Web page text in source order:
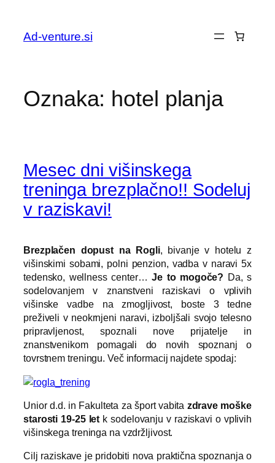
vsebino
Ad-venture.si
Oznaka: hotel planja
Mesec dni višinskega
treninga brezplačno!! Sodeluj
v raziskavi!
Brezplačen dopust na Rogli, bivanje v hotelu z
višinskimi sobami, polni penzion, vadba v naravi 5x
tedensko, wellness center…Je to mogoče? Da, s
sodelovanjem v znanstveni raziskavi o vplivih
višinske vadbe na zmogljivost, boste 3 tedne
preživeli v neokrnjeni naravi, izboljšali svojo telesno
pripravljenost, spoznali nove prijatelje in
znanstvenikom pomagali do novih spoznanj o
tovrstnem treningu. Več informacij najdete spodaj:
Unior d.d. in Fakulteta za šport vabita zdrave moške
starosti 19-25 let k sodelovanju v raziskavi o vplivih
višinskega treninga na vzdržljivost.
Cilj raziskave je pridobiti nova praktična spoznanja o